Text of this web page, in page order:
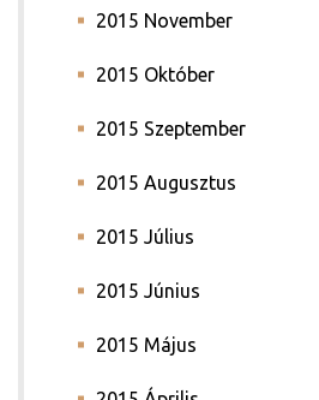
2015 November
2015 Október
2015 Szeptember
2015 Augusztus
2015 Július
2015 Június
2015 Május